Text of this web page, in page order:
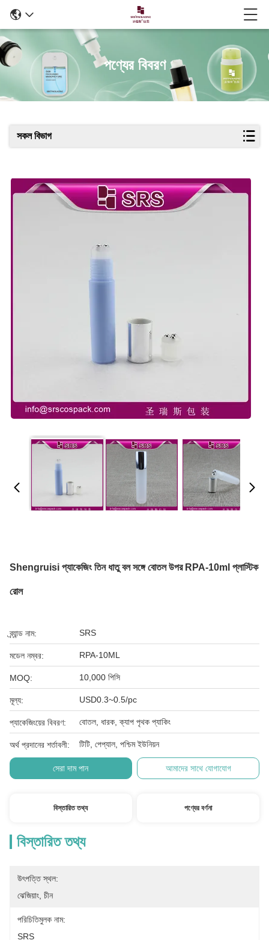
পণ্যের বিবরণ
সকল বিভাগ
Shengruisi প্যাকেজিং তিন ধাতু বল সঙ্গে বোতল উপর RPA-10ml প্লাস্টিক
রোল
ব্র্যান্ড নাম: SRS
মডেল নম্বর: RPA-10ML
MOQ: 10,000 পিসি
মূল্য: USD0.3~0.5/pc
প্যাকেজিংয়ের বিবরণ: বোতল, ধারক, ক্যাপ পৃথক প্যাকিং
অর্থ প্রদানের শর্তাবলী: টিটি, পেপ্যাল, পশ্চিম ইউনিয়ন
সেরা দাম পান আমাদের সাথে যোগাযোগ
বিস্তারিত তথ্য পণ্যের বর্ণনা
বিস্তারিত তথ্য
উৎপত্তি স্থল:
ঝেজিয়াং, চীন
পরিচিতিমুলক নাম:
SRS